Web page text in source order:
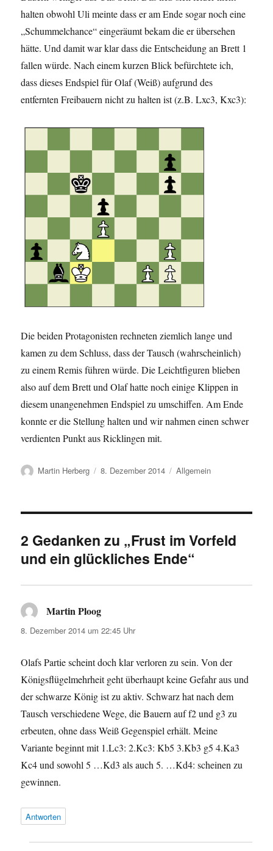
halten obwohl Uli meinte dass er am Ende sogar noch eine
„Schummelchance“ eingeräumt bekam die er übersehen
hätte. Und damit war klar dass die Entscheidung an Brett 1
fallen würde. Nach einem kurzen Blick befürchtete ich,
dass dieses Endspiel für Olaf (Weiß) aufgrund des
entfernten Freibauern nicht zu halten ist (z.B. Lxc3, Kxc3):
Die beiden Protagonisten rechneten ziemlich lange und
kamen zu dem Schluss, dass der Tausch (wahrscheinlich)
zu einem Remis führen würde. Die Leichtfiguren blieben
also auf dem Brett und Olaf hatte noch einige Klippen in
diesem unangenehmen Endspiel zu umschiffen. Am Ende
konnte er die Stellung halten und wir nahmen einen schwer
verdienten Punkt aus Ricklingen mit.
Autor
Martin Herberg
Veröffentlicht
8. Dezember 2014 Kategorien
Allgemein
2 Gedanken zu „Frust im Vorfeld
und ein glückliches Ende“
Martin Ploog
8. Dezember 2014 um 22:45 Uhr
Olafs Partie scheint doch klar verloren zu sein. Von der
Königsflügelmehrheit geht überhaupt keine Gefahr aus und
der schwarze König ist zu aktiv. Schwarz hat nach dem
Tausch verschiedene Wege, die Bauern auf f2 und g3 zu
erbeuten, ohne dass Weiß Gegenspiel erhält. Meine
Variante beginnt mit 1.Lc3: 2.Kc3: Kb5 3.Kb3 g5 4.Ka3
Kc4 und sowohl 5 …Kd3 als auch 5. …Kd4: scheinen zu
gewinnen.
Antworten